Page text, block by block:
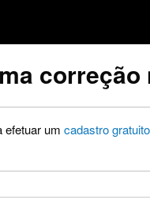
efetuar um cadastro gratuito